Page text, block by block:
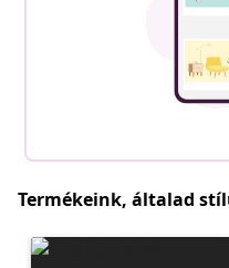
Termékeink, általad